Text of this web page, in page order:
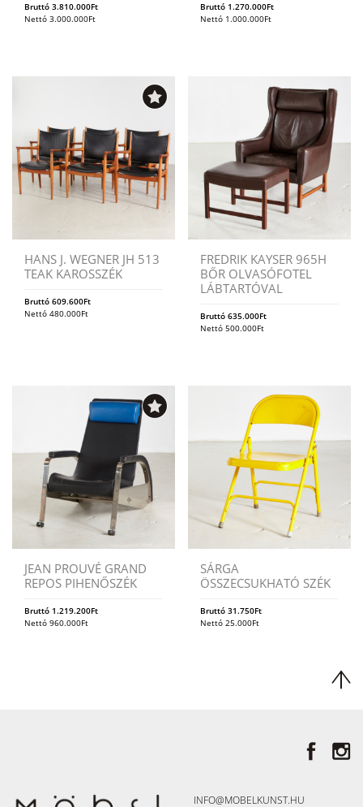
Bruttó 3.810.000Ft
Nettó 3.000.000Ft
Bruttó 1.270.000Ft
Nettó 1.000.000Ft
HANS J. WEGNER JH 513
TEAK KAROSSZÉK
Bruttó 609.600Ft
Nettó 480.000Ft
FREDRIK KAYSER 965H
BŐR OLVASÓFOTEL
LÁBTARTÓVAL
Bruttó635.000Ft
Nettó500.000Ft
JEAN PROUVÉ GRAND
REPOS PIHENŐSZÉK
Bruttó 1.219.200Ft
Nettó 960.000Ft
SÁRGA
ÖSSZECSUKHATÓ SZÉK
Bruttó31.750Ft
Nettó25.000Ft
INFO@MOBELKUNST.HU